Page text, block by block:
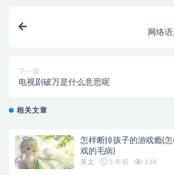
网络
下一篇
电视剧破万是什么意思呢
相关文章
怎样断掉孩子的游戏瘾(
戏的毛病)
美文 3 年前 138